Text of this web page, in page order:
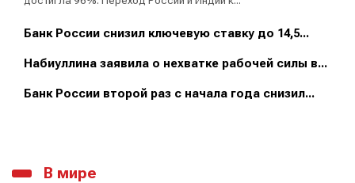
Банк России снизил ключевую ставку до 14,5...
Набиуллина заявила о нехватке рабочей силы в...
Банк России второй раз с начала года снизил...
В мире